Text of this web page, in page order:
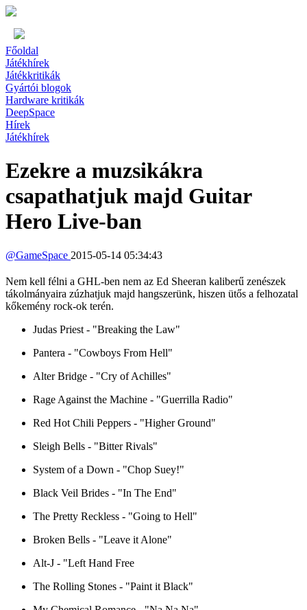
Főoldal
Játékhírek
Játékkritikák
Gyártói blogok
Hardware kritikák
DeepSpace
Hírek
Játékhírek
Ezekre a muzsikákra
csapathatjuk majd Guitar
Hero Live-ban
@GameSpace 2015-05-14 05:34:43
Nem kell félni a GHL-ben nem az Ed Sheeran kaliberű zenészek
tákolmányaira zúzhatjuk majd hangszerünk, hiszen ütős a felhozatal
kőkemény rock-ok terén.
Judas Priest - "Breaking the Law"
Pantera - "Cowboys From Hell"
Alter Bridge - "Cry of Achilles"
Rage Against the Machine - "Guerrilla Radio"
Red Hot Chili Peppers - "Higher Ground"
Sleigh Bells - "Bitter Rivals"
System of a Down - "Chop Suey!"
Black Veil Brides - "In The End"
The Pretty Reckless - "Going to Hell"
Broken Bells - "Leave it Alone"
Alt-J - "Left Hand Free
The Rolling Stones - "Paint it Black"